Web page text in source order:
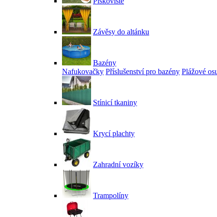
Závěsy do altánku
Bazény
Nafukovačky Příslušenství pro bazény Plážové
Stínicí tkaniny
Krycí plachty
Zahradní vozíky
Trampolíny